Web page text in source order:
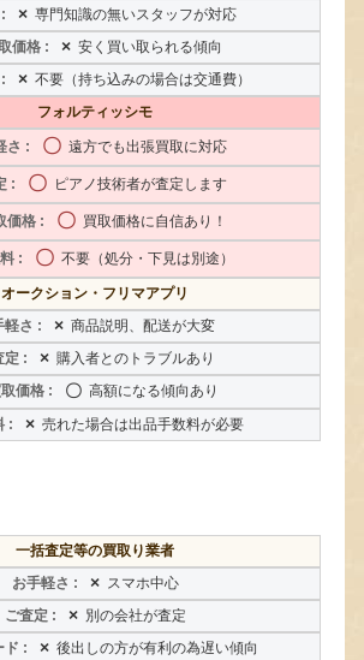
× 専門知識の無いスタッフが対応
× 安く買い取られる傾向
× 不要（持ち込みの場合は交通費）
フォルティッシモ
〇 遠方でも出張買取に対応
〇 ピアノ技術者が査定します
〇 買取価格に自信あり！
〇 不要（処分・下見は別途）
オークション・フリマアプリ
× 商品説明、配送が大変
× 購入者とのトラブルあり
〇 高額になる傾向あり
× 売れた場合は出品手数料が必要
一括査定等の買取り業者
× スマホ中心
× 別の会社が査定
× 後出しの方が有利の為遅い傾向